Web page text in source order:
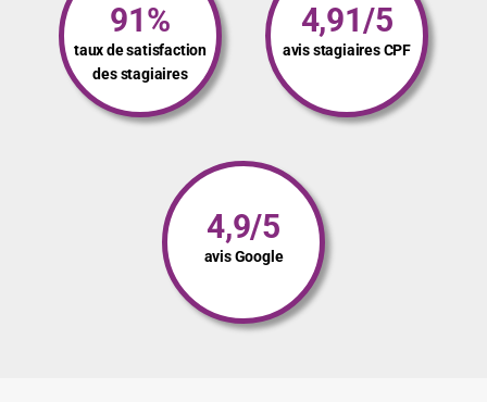
91%
taux de satisfaction
des stagiaires
4,91/5
avis stagiaires CPF
4,9/5
avis Google